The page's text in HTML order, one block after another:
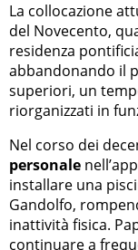
La collocazione
del Novecento,
residenza
abbandonando il
superiori, un
riorganizzati in
Nel corso dei
personale
installare una
Gandolfo,
inattività fisica.
continuare a